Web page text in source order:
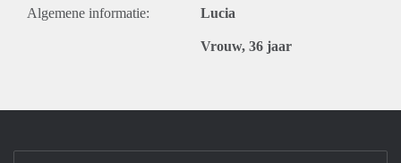
Algemene informatie: Lucia
Vrouw, 36 jaar